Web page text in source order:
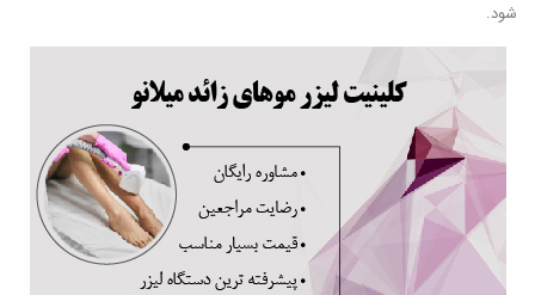
شود.